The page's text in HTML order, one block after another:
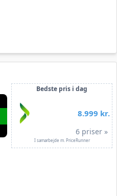
Bedste pris i dag
8.999 kr.
6 priser »
I samarbejde m. PriceRunner